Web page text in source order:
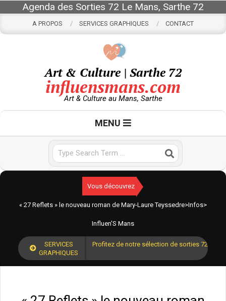
content
Agenda des Sorties 72 Le Mans, Sarthe 72
A PROPOS SERVICES GRAPHIQUES CONTACT
Art & Culture | Sarthe 72
influensmans.com
Art & Culture au Mans, Sarthe
MENU
Vous découvrez
« 27 Reflets » le nouveau roman de Mary-Laure Teyssedre>Infos>
Influen'S Mans
SERVICES
GRAPHIQUES
Profitez de notre sélection de sorties 72 pour